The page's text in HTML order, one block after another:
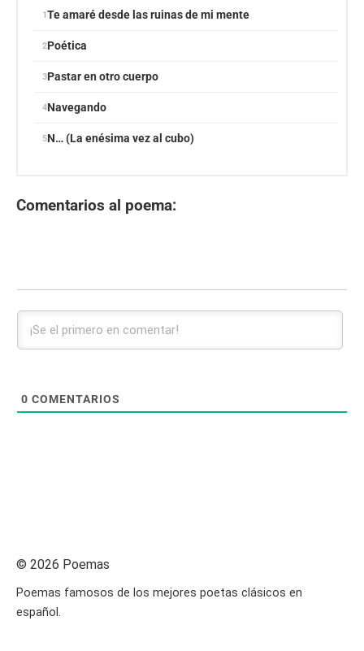
Te amaré desde las ruinas de mi mente
Poética
Pastar en otro cuerpo
Navegando
N… (La enésima vez al cubo)
Comentarios al poema:
0 COMENTARIOS
© 2026 Poemas
Poemas famosos de los mejores poetas clásicos en
español.